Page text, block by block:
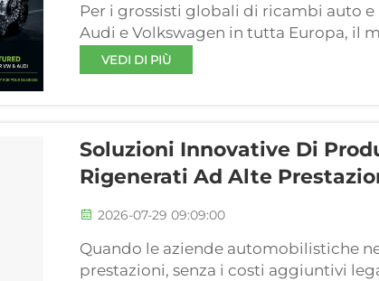
Per i grossisti globali di ricambi auto
Audi e Volkswagen in tutta Europa, il
EA888 è uno dei propulsori di
Comprende diverse generazioni...
VEDI DI PIÙ
Soluzioni Innovative Di
Rigenerati Ad Alte
2026-07-29 09:09:00
Quando le aziende automobilistiche
prestazioni, senza i costi aggiuntivi